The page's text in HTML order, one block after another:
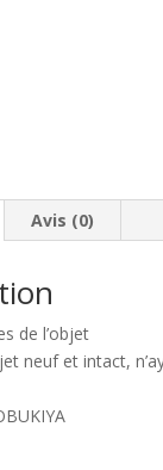
Avis (0)
de l’objet
neuf et intact,